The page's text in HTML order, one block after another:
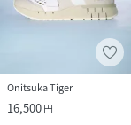
Onitsuka Tiger
16,500円